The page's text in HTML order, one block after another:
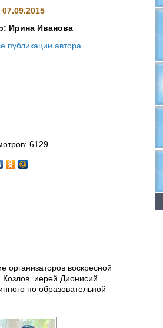
07.09.2015
Ирина Иванова
публикации автора
6129
организаторов воскресной
Козлов, иерей Дионисий
по образовательной